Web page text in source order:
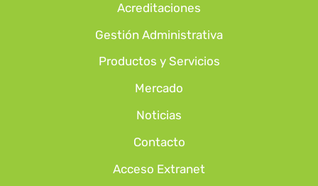
Acreditaciones
Gestión Administrativa
Productos y Servicios
Mercado
Noticias
Contacto
Acceso Extranet